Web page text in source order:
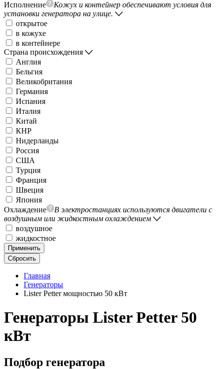
Исполнение
Кожух и контейнер обеспечивают условия для
установки генератора на улице.
открытое
в кожухе
в контейнере
Страна происхождения
Англия
Бельгия
Великобритания
Германия
Испания
Италия
Китай
КНР
Нидерланды
Россия
США
Турция
Франция
Швеция
Япония
Охлаждение
В электростанциях используются двигатели с
воздушным или жидкостным охлаждением
воздушное
жидкостное
Применить
Сбросить
Главная
Генераторы
Lister Petter мощностью 50 кВт
Генераторы Lister Petter 50
кВт
Подбор генератора